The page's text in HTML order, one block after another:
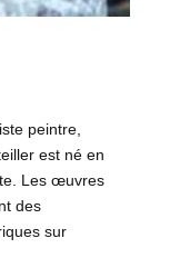
peintre,
est né en
Les œuvres
des
sur